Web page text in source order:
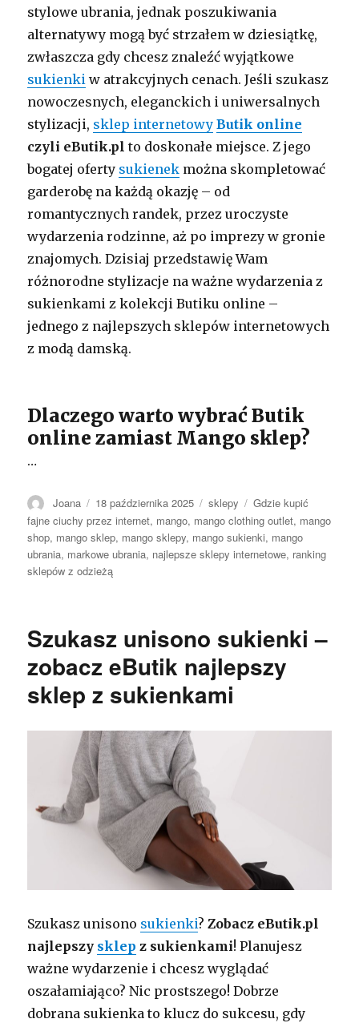
stylowe ubrania, jednak poszukiwania
alternatywy mogą być strzałem w dziesiątkę,
zwłaszcza gdy chcesz znaleźć wyjątkowe
sukienki w atrakcyjnych cenach. Jeśli szukasz
nowoczesnych, eleganckich i uniwersalnych
stylizacji, sklep internetowy Butik online
czyli eButik.pl to doskonałe miejsce. Z jego
bogatej oferty sukienek można skompletować
garderobę na każdą okazję – od
romantycznych randek, przez uroczyste
wydarzenia rodzinne, aż po imprezy w gronie
znajomych. Dzisiaj przedstawię Wam
różnorodne stylizacje na ważne wydarzenia z
sukienkami z kolekcji Butiku online –
jednego z najlepszych sklepów internetowych
z modą damską.
Dlaczego warto wybrać Butik
online zamiast Mango sklep?
…
Autor
Joana Opublikowano
18 października 2025 Kategorie
sklepy Tagi
Gdzie kupić
fajne ciuchy przez internet, mango, mango clothing outlet, mango
shop, mango sklep, mango sklepy, mango sukienki, mango
ubrania, markowe ubrania, najlepsze sklepy internetowe, ranking
sklepów z odzieżą
Szukasz unisono sukienki –
zobacz eButik najlepszy
sklep z sukienkami
Szukasz unisono sukienki?Zobacz eButik.pl
najlepszy sklep z sukienkami! Planujesz
ważne wydarzenie i chcesz wyglądać
oszałamiająco? Nic prostszego! Dobrze
dobrana sukienka to klucz do sukcesu, gdy